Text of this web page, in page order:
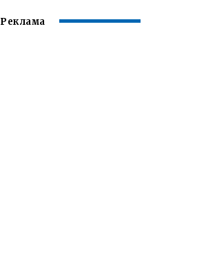
Реклама